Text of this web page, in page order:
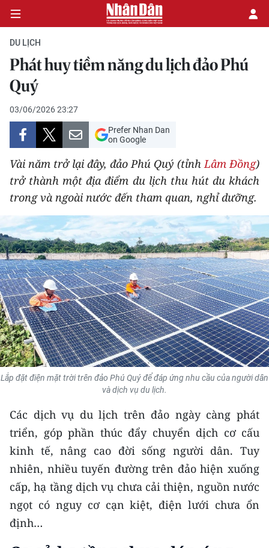
CHÍNH TRỊ
KINH TẾ
VĂN HÓA
XÃ HỘI
PHÁP LUẬT
DU LỊCH
THẾ GIỚI
THỂ THAO
GIÁO DỤC
Y TẾ
KHOA HỌC - CÔNG NGHỆ
BẠN ĐỌC
KIỂM CHỨNG THÔNG TIN
TRI THỨC CHUYÊN SÂU
54 DÂN TỘC VIỆT NAM
CHƯƠNG TRÌNH OCOP - MỖI XÃ
DU LỊCH
Phát huy tiềm năng du lịch đảo Phú
Quý
03/06/2026 23:27
Prefer Nhan Dan
on Google
Vài năm trở lại đây, đảo Phú Quý (tỉnhLâm Đồng)
trở thành một địa điểm du lịch thu hút du khách
trong và ngoài nước đến tham quan, nghỉ dưỡng.
Lắp đặt điện mặt trời trên đảo Phú Quý để đáp ứng nhu cầu của người dân
và dịch vụ du lịch.
Các dịch vụ du lịch trên đảo ngày càng phát
triển, góp phần thúc đẩy chuyển dịch cơ cấu
kinh tế, nâng cao đời sống người dân. Tuy
nhiên, nhiều tuyến đường trên đảo hiện xuống
cấp, hạ tầng dịch vụ chưa cải thiện, nguồn nước
ngọt có nguy cơ cạn kiệt, điện lưới chưa ổn
định…